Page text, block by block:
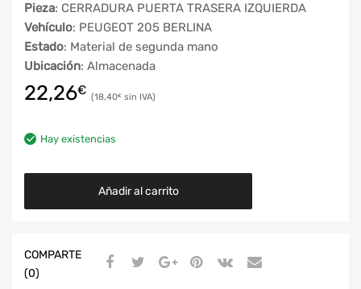
Pieza: CERRADURA PUERTA TRASERA IZQUIERDA
Vehículo: PEUGEOT 205 BERLINA
Estado: Material de segunda mano
Ubicación: Almacenada
22,26€ 18,40€
Hay existencias
Añadir al carrito
COMPARTE
(0)